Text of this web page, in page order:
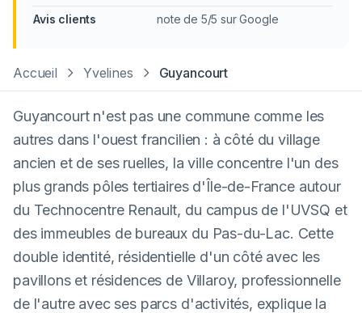
Avis clients
note de 5/5 sur Google
Accueil Yvelines Guyancourt
Guyancourt n'est pas une commune comme les
autres dans l'ouest francilien : à côté du village
ancien et de ses ruelles, la ville concentre l'un des
plus grands pôles tertiaires d'Île-de-France autour
du Technocentre Renault, du campus de l'UVSQ et
des immeubles de bureaux du Pas-du-Lac. Cette
double identité, résidentielle d'un côté avec les
pavillons et résidences de Villaroy, professionnelle
de l'autre avec ses parcs d'activités, explique la